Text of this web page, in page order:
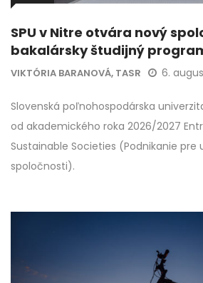
SPU v Nitre otvára nový
bakalársky študijný
VIKTÓRIA BARANOVÁ, TASR 6.
Slovenská poľnohospodárska
od akademického roka 2026/2027
Sustainable Societies (Podnikanie pre
spoločnosti).